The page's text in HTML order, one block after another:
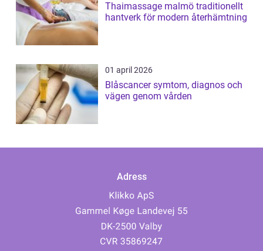
Thaimassage malmö traditionellt
hantverk för modern återhämtning
01 april 2026
Blåscancer symtom, diagnos och
vägen genom vården
Adress